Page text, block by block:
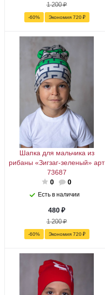
1 200₽
-60% Экономия 720₽
Шапка для мальчика из
рибаны «Зигзаг-зеленый» арт
73687
0
0
Есть в наличии
480₽
1 200₽
-60% Экономия 720₽